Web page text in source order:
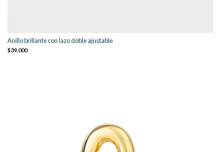
Anillo brillante con lazo doble ajustable
$39.000